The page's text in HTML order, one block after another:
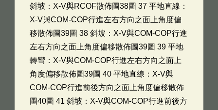
斜坡：X-V與RCOF散佈圖38圖 37 平地直線：
X-V與COM-COP行進左右方向之面上角度偏
移散佈圖39圖 38 斜坡：X-V與COM-COP行進
左右方向之面上角度偏移散佈圖39圖 39 平地
轉彎：X-V與COM-COP行進左右方向之面上
角度偏移散佈圖39圖 40 平地直線：X-V與
COM-COP行進前後方向之面上角度偏移散佈
圖40圖 41 斜坡：X-V與COM-COP行進前後方